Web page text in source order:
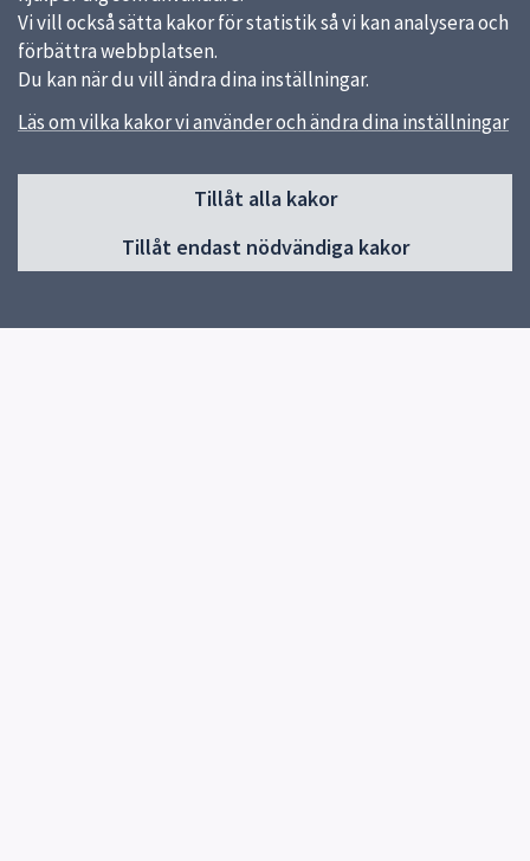
Vi vill också sätta kakor för statistik så vi kan analysera och
förbättra webbplatsen.
Du kan när du vill ändra dina inställningar.
Läs om vilka kakor vi använder och ändra dina inställningar
Tillåt alla kakor
Tillåt endast nödvändiga kakor
Sidfot